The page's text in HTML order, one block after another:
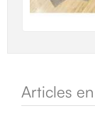
Articles